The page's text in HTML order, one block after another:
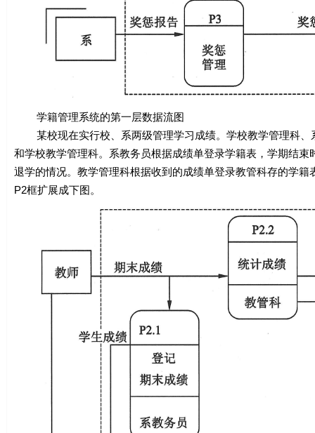
学籍管理系统的第一层数据流图
某校现在实行校、系两级管理学习成绩。学校教学管理科、
和学校教学管理科。系教务员根据成绩单登录学籍表，学期结
退学的情况。教学管理科根据收到的成绩单登录教管科存的学
P2框扩展成下图。